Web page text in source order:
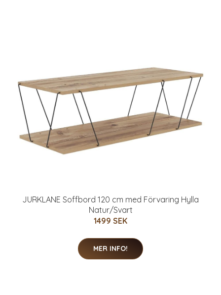
JURKLANE Soffbord 120 cm med Förvaring Hylla
Natur/Svart
1499 SEK
MER INFO!